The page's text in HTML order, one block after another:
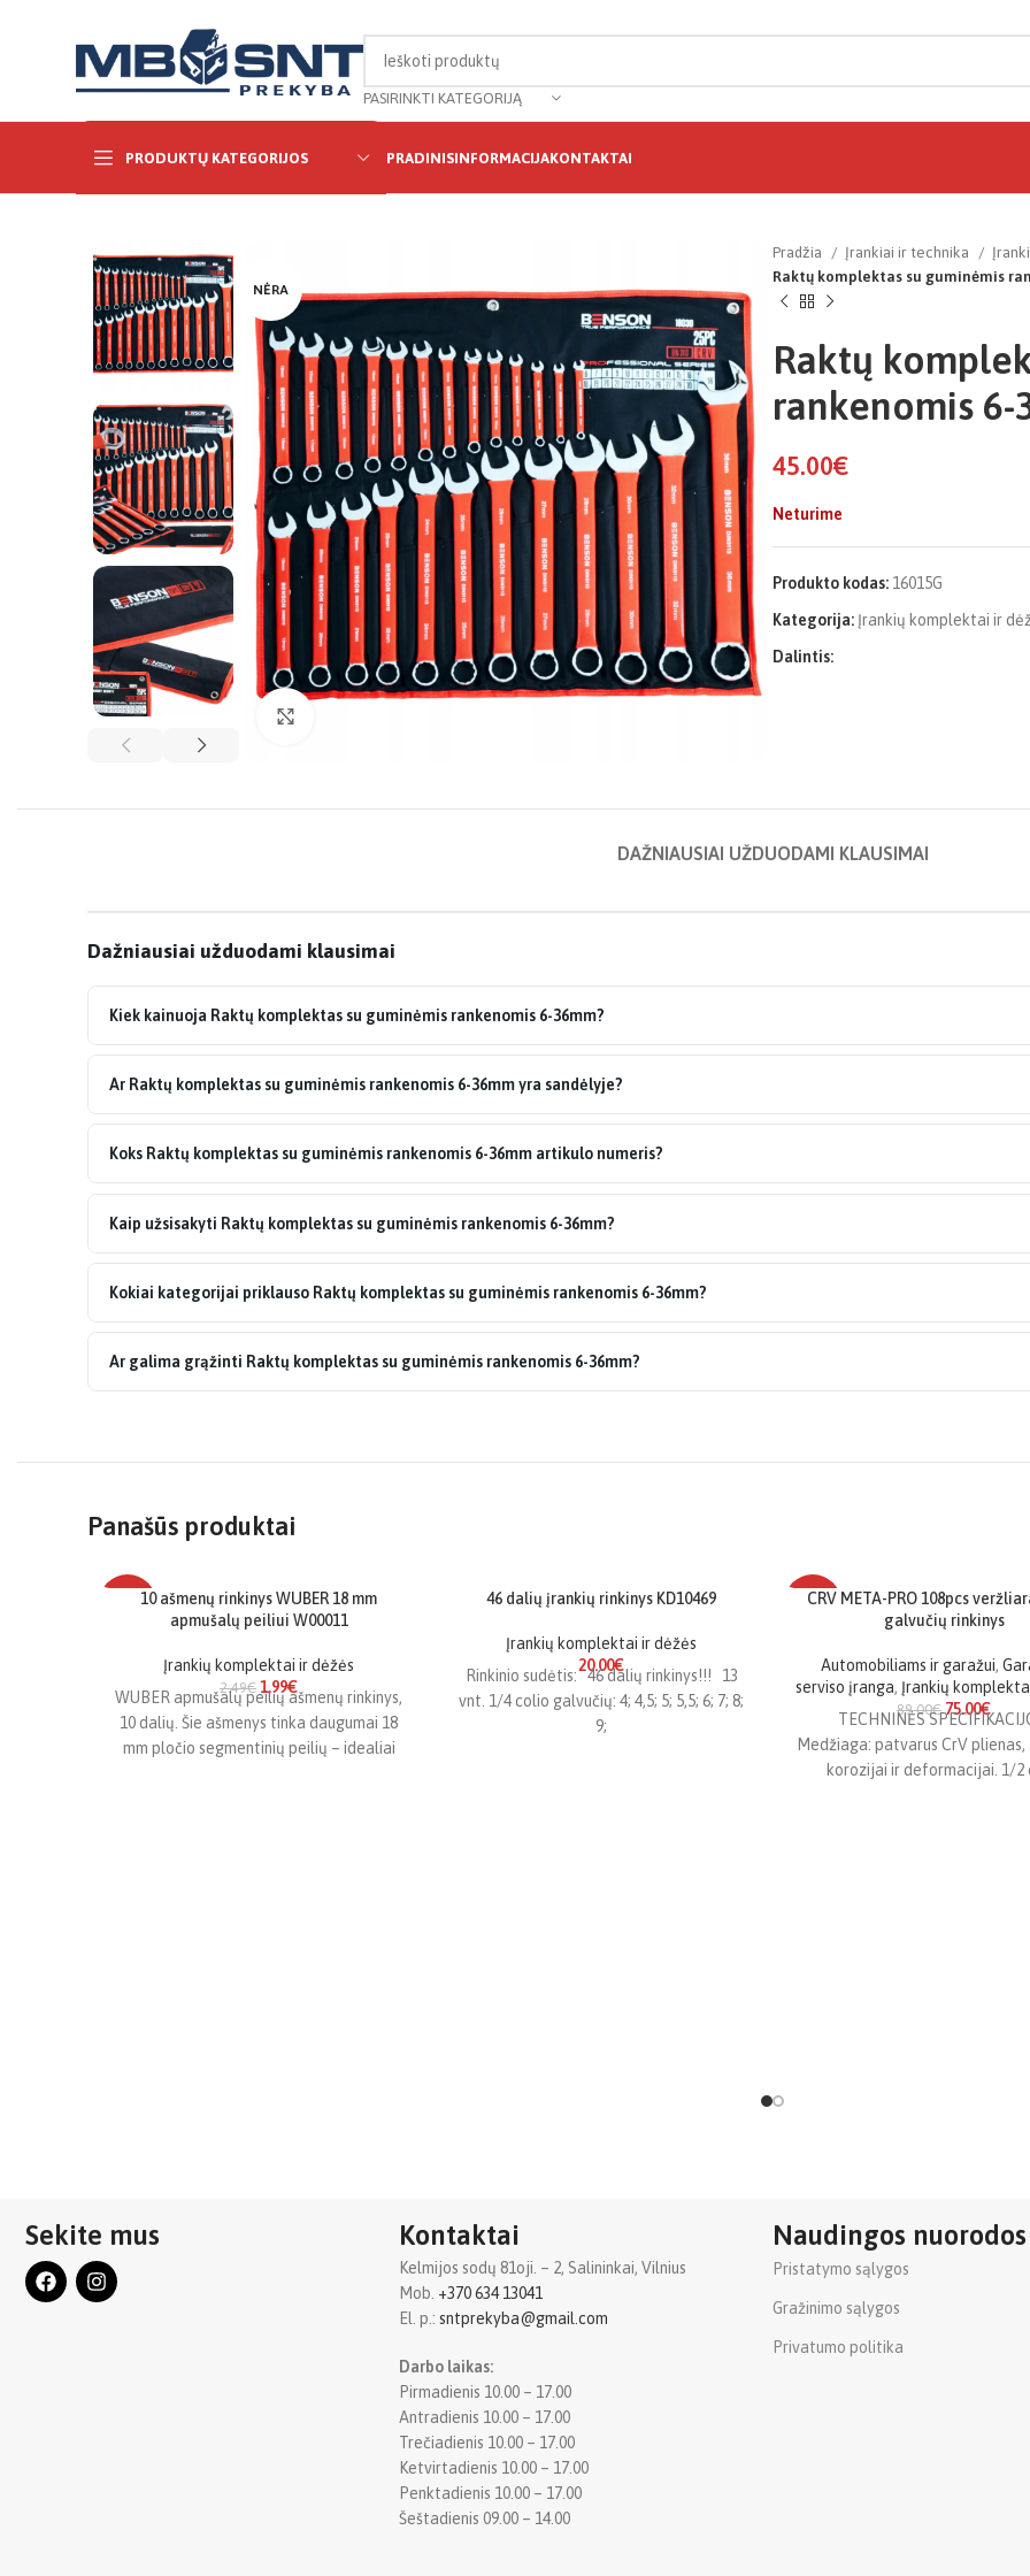
PASIRINKTI KATEGORIJĄ
PRODUKTŲ KATEGORIJOS PRADINISINFORMACIJAKONTAKTAI
NĖRA
Pradžia Įrankiai ir technika
Raktų komplektas su guminėmis
Raktų
rankenomis 6-
45.00€
Neturime
Produkto kodas: 16015G
Kategorija: Įrankių komplektai ir
Dalintis:
DAŽNIAUSIAI UŽDUODAMI KLAUSIMAI
Dažniausiai užduodami klausimai
Kiek kainuoja Raktų komplektas su guminėmis rankenomis 6-36mm?
Ar Raktų komplektas su guminėmis rankenomis 6-36mm yra sandėlyje?
Koks Raktų komplektas su guminėmis rankenomis 6-36mm artikulo numeris?
Kaip užsisakyti Raktų komplektas su guminėmis rankenomis 6-36mm?
Kokiai kategorijai priklauso Raktų komplektas su guminėmis rankenomis 6-36mm?
Ar galima grąžinti Raktų komplektas su guminėmis rankenomis 6-36mm?
Panašūs produktai
-20%10 ašmenų rinkinys WUBER 18 mm
apmušalų peiliui W00011
Įrankių komplektai ir dėžės
2.49€ 1.99€
WUBER apmušalų peilių ašmenų rinkinys,
10 dalių. Šie ašmenys tinka daugumai 18
mm pločio segmentinių peilių – idealiai
NĖRA46 dalių įrankių rinkinys KD10469
Įrankių komplektai ir dėžės
20.00€
Rinkinio sudėtis: 46 dalių rinkinys!!! 13
vnt. 1/4 colio galvučių: 4; 4,5; 5; 5,5; 6; 7; 8;
9;
-16%
TOP PREKĖ
CRV META-PRO 108pcs
galvučių rinkinys
Automobiliams ir garažui,
serviso įranga, Įrankių
89.00€ 75.00€
TECHNINĖS
Medžiaga: patvarus CrV plienas,
korozijai ir deformacijai. 1/2
Sekite mus Kontaktai
Kelmijos sodų 81oji. – 2, Salininkai, Vilnius
Mob. +370 634 13041
El. p.: sntprekyba@gmail.com
Darbo laikas:
Pirmadienis 10.00 – 17.00
Antradienis 10.00 – 17.00
Trečiadienis 10.00 – 17.00
Ketvirtadienis 10.00 – 17.00
Penktadienis 10.00 – 17.00
Šeštadienis 09.00 – 14.00
Naudingos nuorodos
Pristatymo sąlygos
Gražinimo sąlygos
Privatumo politika